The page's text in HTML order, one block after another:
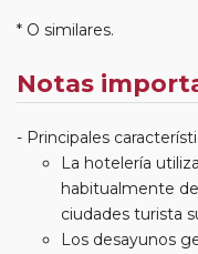
* O similares.
Notas
Principales
La hotelería
habitualmente
ciudades turista
Los desayunos